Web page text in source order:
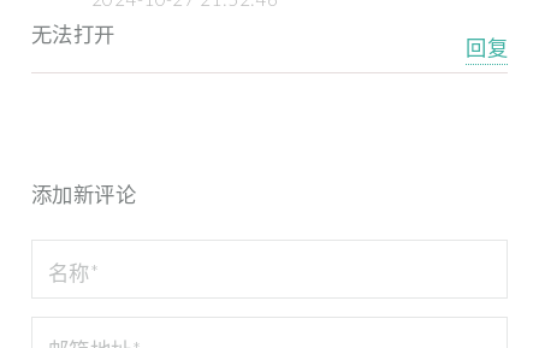
无法打开
回复
添加新评论